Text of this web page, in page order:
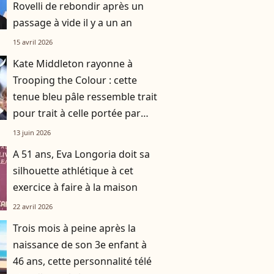
Rovelli de rebondir après un
passage à vide il y a un an
15 avril 2026
Kate Middleton rayonne à
Trooping the Colour : cette
tenue bleu pâle ressemble trait
pour trait à celle portée par
Lady Diana il y a près de 40 ans
13 juin 2026
A 51 ans, Eva Longoria doit sa
silhouette athlétique à cet
exercice à faire à la maison
22 avril 2026
Trois mois à peine après la
naissance de son 3e enfant à
46 ans, cette personnalité télé